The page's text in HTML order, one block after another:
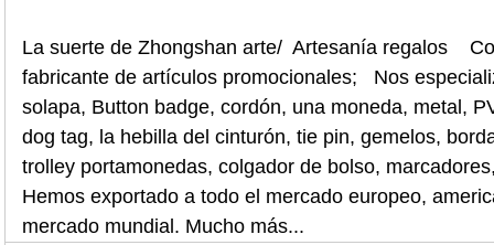
La suerte de Zhongshan arte/ Artesanía regalos
fabricante de artículos promocionales; Nos
solapa, Button badge, cordón, una moneda, metal,
dog tag, la hebilla del cinturón, tie pin, gemelos,
trolley portamonedas, colgador de bolso,
Hemos exportado a todo el mercado europeo,
mercado mundial. Mucho más...